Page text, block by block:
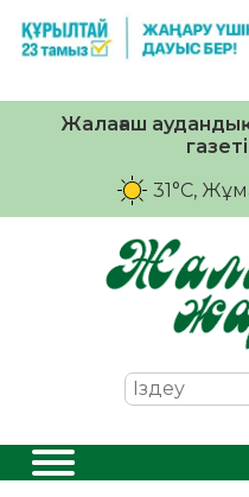
Жалағаш
31°C,